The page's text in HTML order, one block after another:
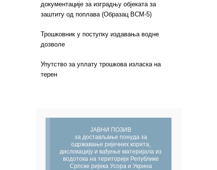
документације за изградњу објеката за
заштиту од поплава (Образац ВСМ-5)
Трошковник у поступку издавања водне
дозволе
Упутство за уплату трошкова изласка на
терен
ЈАВНИ ПОЗИВ
за достављање понуда за
одржавање ријечних корита,
дислокацију и вађење материјала из
водотока на територији Републике
Српске ријека Усора и Укрина